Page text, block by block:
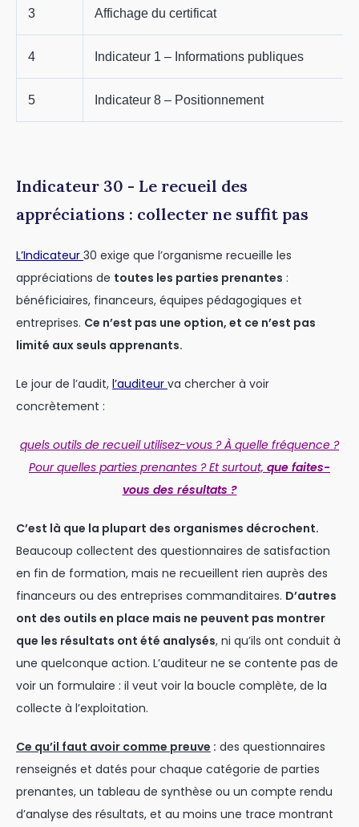
3 Affichage du certificat
4 Indicateur 1 – Informations publiques
5 Indicateur 8 – Positionnement
Indicateur 30 - Le recueil des
appréciations : collecter ne suffit pas
L’Indicateur 30 exige que l’organisme recueille les
appréciations de toutes les parties prenantes :
bénéficiaires, financeurs, équipes pédagogiques et
entreprises. Ce n’est pas une option, et ce n’est pas
limité aux seuls apprenants.
Le jour de l’audit, l’auditeur va chercher à voir
concrètement :
quels outils de recueil utilisez-vous ? À quelle fréquence ?
Pour quelles parties prenantes ? Et surtout, que faites-
vous des résultats ?
C’est là que la plupart des organismes décrochent.
Beaucoup collectent des questionnaires de satisfaction
en fin de formation, mais ne recueillent rien auprès des
financeurs ou des entreprises commanditaires. D’autres
ont des outils en place mais ne peuvent pas montrer
que les résultats ont été analysés, ni qu’ils ont conduit à
une quelconque action. L’auditeur ne se contente pas de
voir un formulaire : il veut voir la boucle complète, de la
collecte à l’exploitation.
Ce qu’il faut avoir comme preuve : des questionnaires
renseignés et datés pour chaque catégorie de parties
prenantes, un tableau de synthèse ou un compte rendu
d’analyse des résultats, et au moins une trace montrant